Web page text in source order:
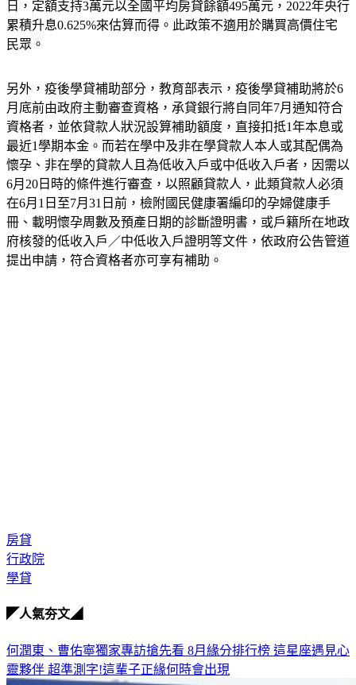
日，定額支持3萬元以全國平均房貸餘額495萬元，2022年央行
累積升息0.625%來估算而得。此政策不適用於購買高價住宅
民眾。
另外，疫後學貸補助部分，教育部表示，疫後學貸補助將於6
月底前由政府主動審查資格，承貸銀行將自同年7月通知符合
資格者，並依貸款人狀況設算補助額度，直接扣抵1年本息或
最近1學期本金。而若在學中及非在學貸款人本人或其配偶為
懷孕、非在學的貸款人且為低收入戶或中低收入戶者，因需以
6月20日時的條件進行審查，以照顧貸款人，此類貸款人必須
在6月1日至7月31日前，檢附國民健康署編印的孕婦健康手
冊、載明懷孕周數及預產日期的診斷證明書，或戶籍所在地政
府核發的低收入戶／中低收入戶證明等文件，依政府公告管道
提出申請，符合資格者亦可享有補助。
房貸
行政院
學貸
◤人氣夯文◢
何潤東、曹佑寧獨家專訪搶先看 8月緣分排行榜 這星座遇見心
靈夥伴 超準測字!這輩子正緣何時會出現